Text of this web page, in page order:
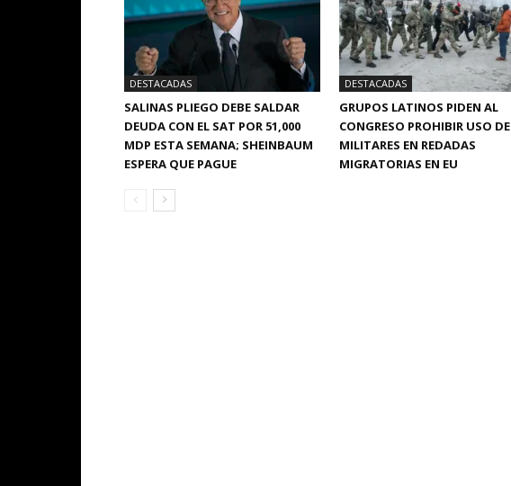
DESTACADAS
SALINAS PLIEGO DEBE SALDAR
DEUDA CON EL SAT POR 51,000
MDP ESTA SEMANA; SHEINBAUM
ESPERA QUE PAGUE
DESTACADAS
GRUPOS LATINOS PIDEN AL
CONGRESO PROHIBIR USO DE
MILITARES EN REDADAS
MIGRATORIAS EN EU